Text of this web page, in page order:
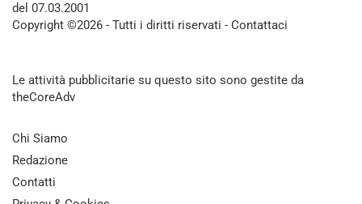
del 07.03.2001
Copyright ©2026 - Tutti i diritti riservati - Contattaci
Le attività pubblicitarie su questo sito sono gestite da
theCoreAdv
Chi Siamo
Redazione
Contatti